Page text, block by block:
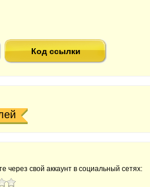
Код ссылки
через свой аккаунт в социальный сетях: